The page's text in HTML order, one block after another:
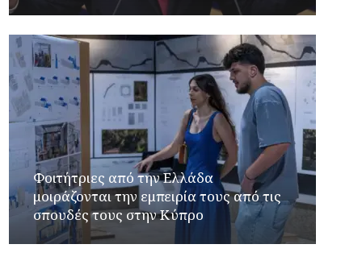
Φοιτήτριες από την Ελλάδα
μοιράζονται την εμπειρία τους από τις
σπουδές τους στην Κύπρο